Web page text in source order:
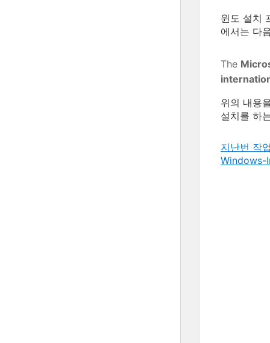
윈도 설치
에서는 다
The
위의 내용
설치를 하
지난번 작
Windows-